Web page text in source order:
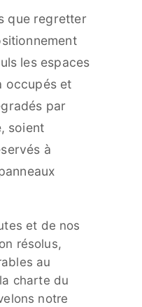
que regretter
les espaces
occupés et
par
soient
à
et de nos
résolus,
au
charte du
notre